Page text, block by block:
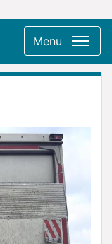
Menu